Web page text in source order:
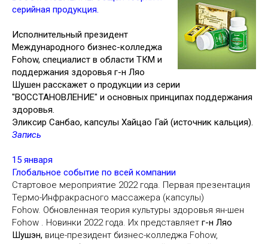
серийная продукция.
Исполнительный президент
Международного бизнес-колледжа
Fohow, специалист в области ТКМ и
поддержания здоровья г-н Ляо
Шушен расскажет о продукции из серии
"ВОССТАНОВЛЕНИЕ" и основных принципах поддержания
здоровья.
Эликсир Санбао, капсулы Хайцао Гай (источник кальция).
Запись
15 января
Глобальное событие по всей компании
Стартовое мероприятие 2022 года. Первая презентация
Термо-Инфракрасного массажера (капсулы)
Fohow. Обновленная теория культуры здоровья ян-шен
Fohow . Новинки 2022 года. Их представляет г-н Ляо
Шушэн, вице-президент бизнес-колледжа Fohow,